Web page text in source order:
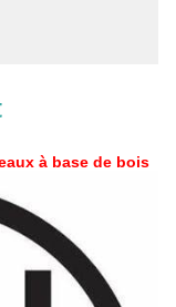
à base de bois